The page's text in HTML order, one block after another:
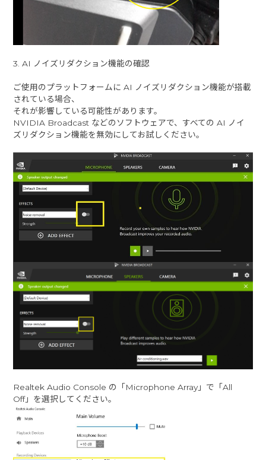
3. AI ノイズリダクション機能の確認
ご使用のプラットフォームに AI ノイズリダクション機能が搭載
されている場合、
それが影響している可能性があります。
NVIDIA Broadcast などのソフトウェアで、すべての AI ノイ
ズリダクション機能を無効にしてお試しください。
Realtek Audio Console の「Microphone Array」で「All
Off」を選択してください。